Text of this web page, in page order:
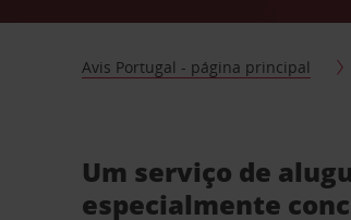
Avis Portugal - página principal
Um serviço de
especialmente